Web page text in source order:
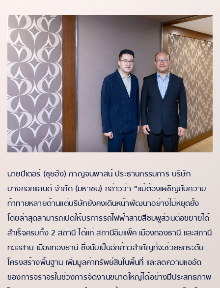
นายปีเตอร์ (ซุยฮัง) กาญจนพาสน์ ประธานกรรมการ บริษัท
บางกอกแลนด์ จำกัด (มหาชน) กล่าวว่า “แม้ต้องเผชิญกับความ
ท้าทายหลายด้านแต่บริษัทยังคงเดินหน้าพัฒนาอย่างไม่หยุดยั้ง
โดยล่าสุดสามารถเปิดให้บริการรถไฟฟ้าสายสีชมพูส่วนต่อขยายได้
สำเร็จครบทั้ง 2 สถานี ได้แก่ สถานีอิมแพ็ค เมืองทองธานี และสถานี
ทะเลสาบ เมืองทองธานี ซึ่งนับเป็นอีกก้าวสำคัญที่จะช่วยยกระดับ
โครงสร้างพื้นฐาน เพิ่มมูลค่าทรัพย์สินในพื้นที่ และลดความแออัด
ของการจราจรในช่วงการจัดงานขนาดใหญ่ได้อย่างมีประสิทธิภาพ